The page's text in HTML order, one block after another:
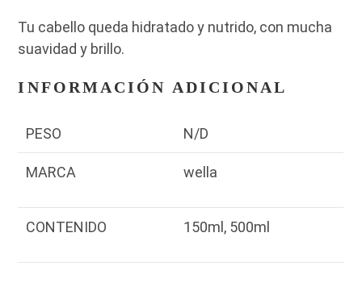
Tu cabello queda hidratado y nutrido, con mucha
suavidad y brillo.
INFORMACIÓN ADICIONAL
PESO N/D
MARCA wella
CONTENIDO 150ml, 500ml